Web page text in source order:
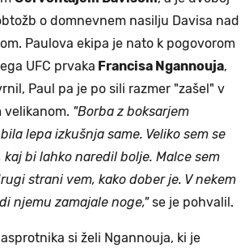
o domnevnem nasilju Davisa nad
Paulova ekipa je nato k pogovorom
UFC prvaka Francisa Ngannouja,
Paul pa je po sili razmer "zašel" v
velikanom. "Borba z boksarjem
lepa izkušnja same. Veliko sem se
bi lahko naredil bolje. Malce sem
strani vem, kako dober je. V nekem
njemu zamajale noge,"se je pohvalil.
si želi Ngannouja, ki je